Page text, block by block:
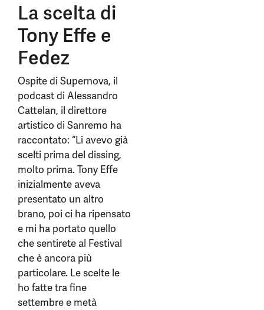
La scelta di
Tony Effe e
Fedez
Ospite di Supernova, il
podcast di Alessandro
Cattelan, il direttore
artistico di Sanremo ha
raccontato: “Li avevo già
scelti prima del dissing,
molto prima. Tony Effe
inizialmente aveva
presentato un altro
brano, poi ci ha ripensato
e mi ha portato quello
che sentirete al Festival
che è ancora più
particolare. Le scelte le
ho fatte tra fine
settembre e metà